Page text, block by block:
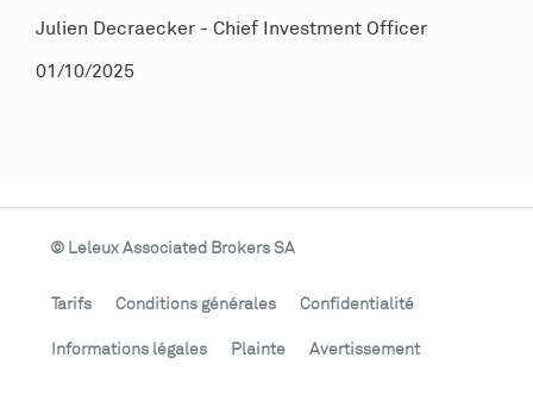
Julien Decraecker - Chief Investment Officer
01/10/2025
© Leleux Associated Brokers SA
Tarifs Conditions générales Confidentialité
Informations légales Plainte Avertissement